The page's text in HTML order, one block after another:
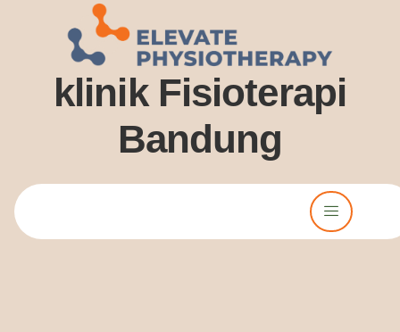
klinik Fisioterapi
Bandung